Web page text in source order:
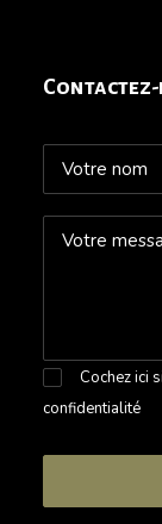
Cochez ici
confidentialité